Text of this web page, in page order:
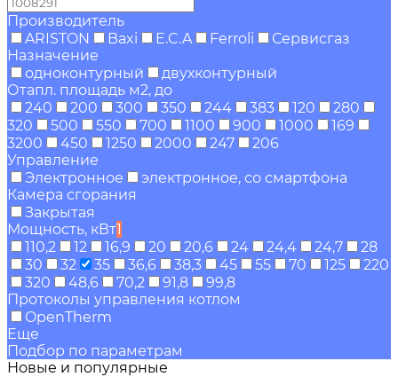
Производитель
ARISTON
Baxi E.C.A Ferroli
Сервисгаз
Назначение
одноконтурный
двухконтурный
Отапл. площадь м2, до
240
200 300 350 244 383 120
280
320
500 550 700 1100 900 1000
169
3200
450 1250 2000 247
206
Управление
Электронное
электронное, со смартфона
Камера сгорания
Закрытая
Мощность, кВт1
110,2
12 16,9 20 20,6 24 24,4 24,7
28
30
32 35 36,6 38,3 45 55 70 125
220
320
48,6 70,2 91,8
99,8
Протоколы управления котлом
OpenTherm
Еще
Подбор по параметрам
Новые и популярные